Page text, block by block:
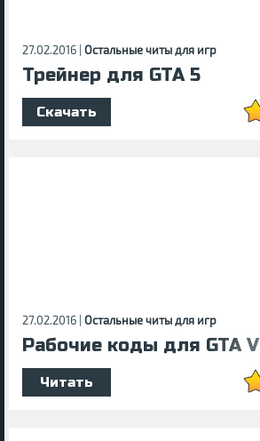
27.02.2016 | Остальные читы для игр
Трейнер для GTA 5
Скачать
27.02.2016 | Остальные читы для игр
Рабочие коды для GTA V
Читать